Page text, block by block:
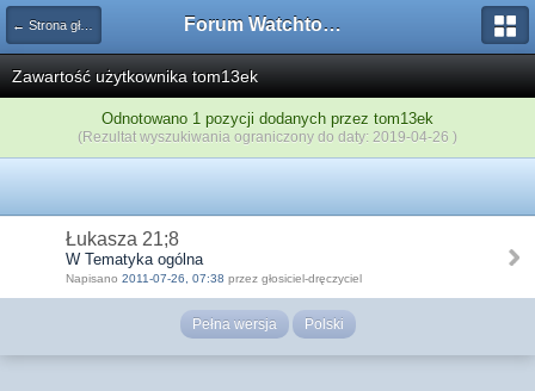
← Strona główna Forum Watchtower
Zawartość użytkownika tom13ek
Odnotowano 1 pozycji dodanych przez tom13ek
(Rezultat wyszukiwania ograniczony do daty: 2019-04-26 )
Łukasza 21;8
W Tematyka ogólna
Napisano 2011-07-26, 07:38 przez głosiciel-dręczyciel
Pełna wersja Polski